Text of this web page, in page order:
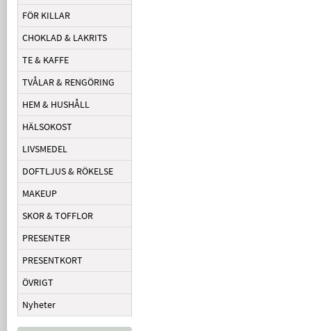
FÖR KILLAR
CHOKLAD & LAKRITS
TE & KAFFE
TVÅLAR & RENGÖRING
HEM & HUSHÅLL
HÄLSOKOST
LIVSMEDEL
DOFTLJUS & RÖKELSE
MAKEUP
SKOR & TOFFLOR
PRESENTER
PRESENTKORT
ÖVRIGT
Nyheter